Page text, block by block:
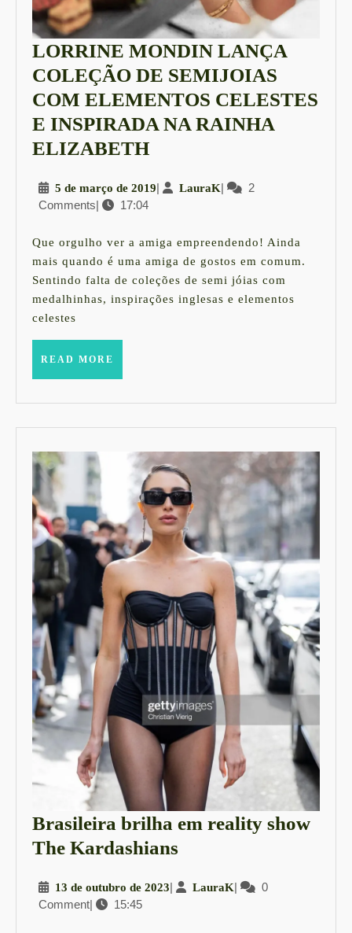
LORRINE MONDIN LANÇA
COLEÇÃO DE SEMIJOIAS
COM ELEMENTOS CELESTES
E INSPIRADA NA RAINHA
ELIZABETHLORRINE
LANÇA
DE
SEMIJOIAS
COM
ELEMENTOS
NA
RAINHA
ELIZABETH
5 de março de 20195
de
2019
| LauraKLauraK
|
2
Comments| 17:04
Que orgulho ver a amiga empreendendo! Ainda
mais quando é uma amiga de gostos em comum.
Sentindo falta de coleções de semi jóias com
medalhinhas, inspirações inglesas e elementos
celestes
READ MORE
Brasileira brilha em reality show
The Kardashians
em
13 de outubro de 202313
| LauraKLauraK
|
0
Comment| 15:45